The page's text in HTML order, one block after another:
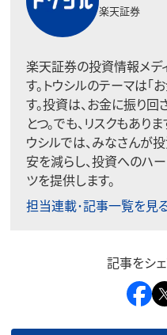
楽天証券
楽天証券の投資情報メデ
す。トウシルのテーマは「
す。投資は、お金に振り
とつ。でも、リスクもあり
ウシルでは、みなさんが
安を減らし、投資へのハ
ツを提供します。
担当連載･記事一覧を見
記事をシ